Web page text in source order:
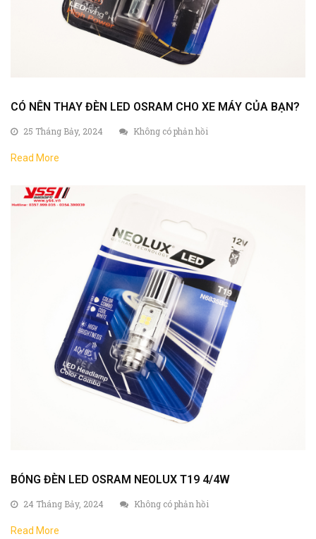
CÓ NÊN THAY ĐÈN LED OSRAM CHO XE MÁY CỦA BẠN?
25 Tháng Bảy, 2024 Không có phản hồi
Read More
BÓNG ĐÈN LED OSRAM NEOLUX T19 4/4W
24 Tháng Bảy, 2024 Không có phản hồi
Read More